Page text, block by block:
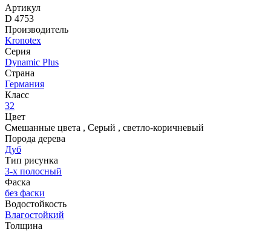
Артикул
D 4753
Производитель
Kronotex
Серия
Dynamic Plus
Страна
Германия
Класс
32
Цвет
Смешанные цвета , Серый , светло-коричневый
Порода дерева
Дуб
Тип рисунка
3-х полосный
Фаска
без фаски
Водостойкость
Влагостойкий
Толщина